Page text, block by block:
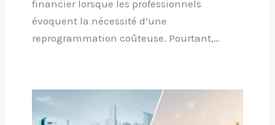
financier lorsque les professionnels
évoquent la nécessité d’une
reprogrammation coûteuse. Pourtant,…